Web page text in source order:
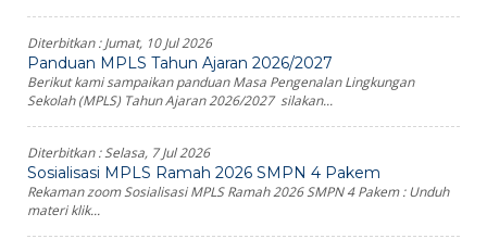
Diterbitkan :Jumat, 10 Jul 2026
Panduan MPLS Tahun Ajaran 2026/2027
Berikut kami sampaikan panduan Masa Pengenalan Lingkungan
Sekolah (MPLS) Tahun Ajaran 2026/2027 silakan...
Diterbitkan :Selasa, 7 Jul 2026
Sosialisasi MPLS Ramah 2026 SMPN 4 Pakem
Rekaman zoom Sosialisasi MPLS Ramah 2026 SMPN 4 Pakem : Unduh
materi klik...